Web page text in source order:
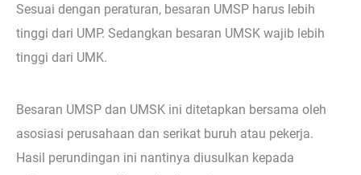
Sesuai dengan peraturan, besaran UMSP harus lebih
tinggi dari UMP. Sedangkan besaran UMSK wajib lebih
tinggi dari UMK.
Besaran UMSP dan UMSK ini ditetapkan bersama oleh
asosiasi perusahaan dan serikat buruh atau pekerja.
Hasil perundingan ini nantinya diusulkan kepada